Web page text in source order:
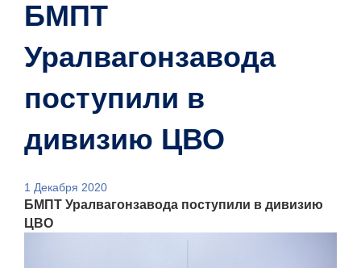
БМПТ
Уралвагонзавода
поступили в
дивизию ЦВО
1 Декабря 2020
БМПТ Уралвагонзавода поступили в дивизию
ЦВО